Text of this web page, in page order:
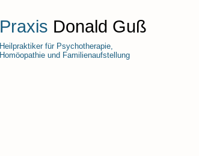
Praxis Donald Guß
Heilpraktiker für Psychotherapie,
Homöopathie und Familienaufstellung